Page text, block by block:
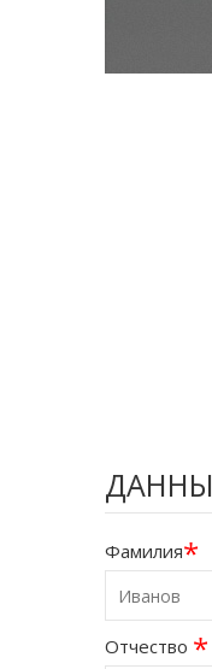
Фамилия*
Отчество *